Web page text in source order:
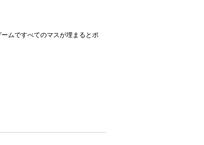
ムですべてのマスが埋まるとポ